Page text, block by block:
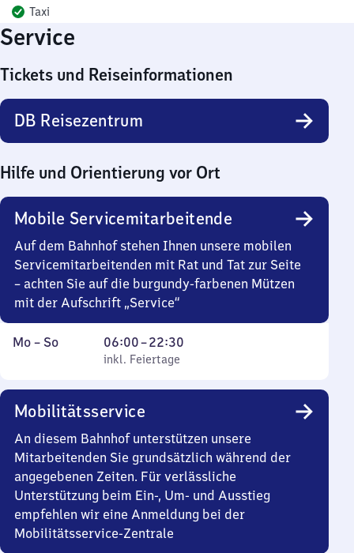
Taxi
Service
Tickets und Reiseinformationen
DB Reisezentrum
Hilfe und Orientierung vor Ort
Mobile Servicemitarbeitende
Auf dem Bahnhof stehen Ihnen unsere mobilen
Servicemitarbeitenden mit Rat und Tat zur Seite
– achten Sie auf die burgundy-farbenen Mützen
mit der Aufschrift „Service“
Montag
Mo – So,
inkl. Feiertage
06:00–22:30
Von
6
22
Uhr
30
inkl. Feiertage
Mobilitätsservice
An diesem Bahnhof unterstützen unsere
Mitarbeitenden Sie grundsätzlich während der
angegebenen Zeiten. Für verlässliche
Unterstützung beim Ein-, Um- und Ausstieg
empfehlen wir eine Anmeldung bei der
Mobilitätsservice-Zentrale